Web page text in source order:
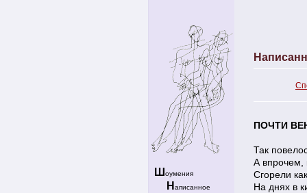
Ш оумения
Н аписанное
ПОЧТИ
Так
А впрочем,
Сгорели
На днях в